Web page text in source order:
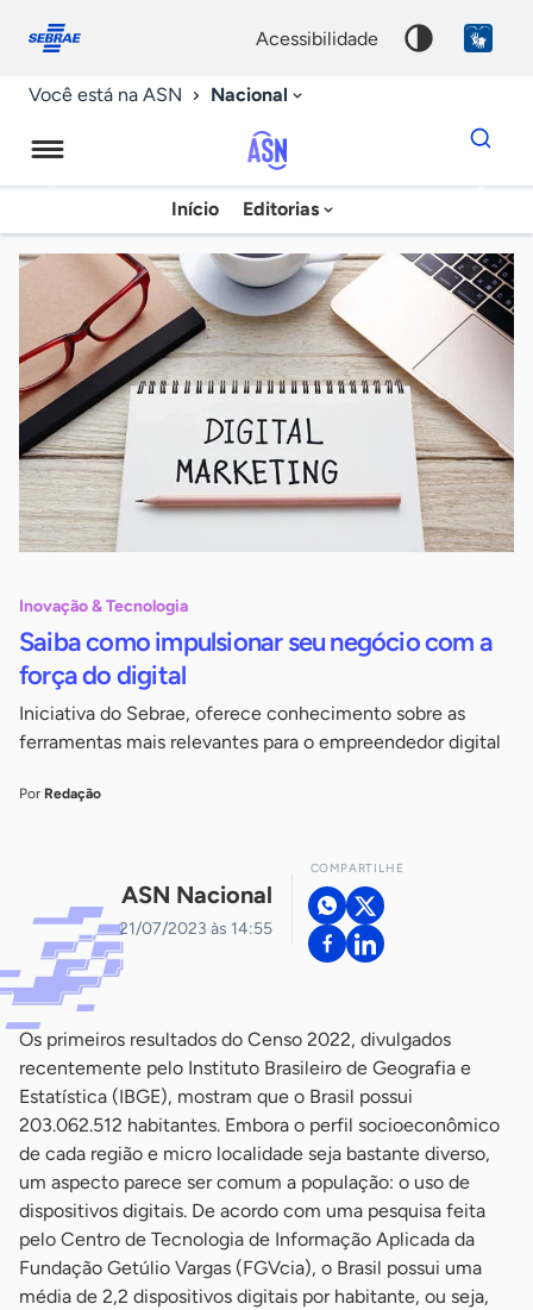
conosco
acessibilidade
Você está na ASN Nacional
Agência
Sebrae
de
Notícias
Início Editorias
Dados
para
chave
Inovação & Tecnologia
Saiba como impulsionar seu negócio com a
força do digital
Iniciativa do Sebrae, oferece conhecimento sobre as
ferramentas mais relevantes para o empreendedor digital
Por Redação
ASN Nacional
21/07/2023 às 14:55
COMPARTILHE
Os primeiros resultados do Censo 2022, divulgados
recentemente pelo Instituto Brasileiro de Geografia e
Estatística (IBGE), mostram que o Brasil possui
203.062.512 habitantes. Embora o perfil socioeconômico
de cada região e micro localidade seja bastante diverso,
um aspecto parece ser comum a população: o uso de
dispositivos digitais. De acordo com uma pesquisa feita
pelo Centro de Tecnologia de Informação Aplicada da
Fundação Getúlio Vargas (FGVcia), o Brasil possui uma
média de 2,2 dispositivos digitais por habitante, ou seja,